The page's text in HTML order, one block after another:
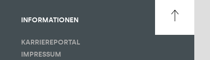
INFORMATIONEN
KARRIEREPORTAL
IMPRESSUM